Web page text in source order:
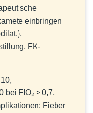
einbringen
FK-
bei FIO₂ > 0,7,
Fieber